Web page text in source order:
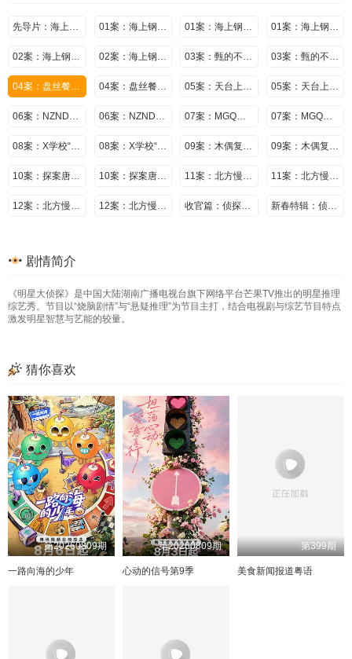
先导片：海上归来定格真相 01案：海上钢琴师（上） 01案：海上钢琴师（下） 01案：海上钢琴师（中）
02案：海上钢琴师Ⅱ（上） 02案：海上钢琴师Ⅱ（下） 03案：甄的不行街（上） 03案：甄的不行街（下）
04案：盘丝餐厅（上） 04案：盘丝餐厅（下） 05案：天台上的罪恶（上） 05案：天台上的罪恶（下）
06案：NZND破冰谜案（上） 06案：NZND破冰谜案（下） 07案：MGQ时尚风云（上） 07案：MGQ时尚风云（下）
08案：X学校“杀人”事件（上） 08案：X学校“杀人”事件（下） 09案：木偶复仇记（上） 09案：木偶复仇记（下）
10案：探案唐人街（上） 10案：探案唐人街（下） 11案：北方慢车谜案I（上） 11案：北方慢车谜案I（下）
12案：北方慢车谜案Ⅱ 12案：北方慢车谜案Ⅲ 收官篇：侦探团聚会 新春特辑：侦探团新年愿望大猜想刘昊然脑洞大开惊呆何炅
剧情简介
《明星大侦探》是中国大陆湖南广播电视台旗下网络平台芒果TV推出的明星推理
综艺秀。节目以“烧脑剧情”与“悬疑推理”为节目主打，结合电视剧与综艺节目特点
激发明星智慧与艺能的较量。
猜你喜欢
第20260809期
一路向海的少年
第20260809期
心动的信号第9季
第399期
美食新闻报道粤语